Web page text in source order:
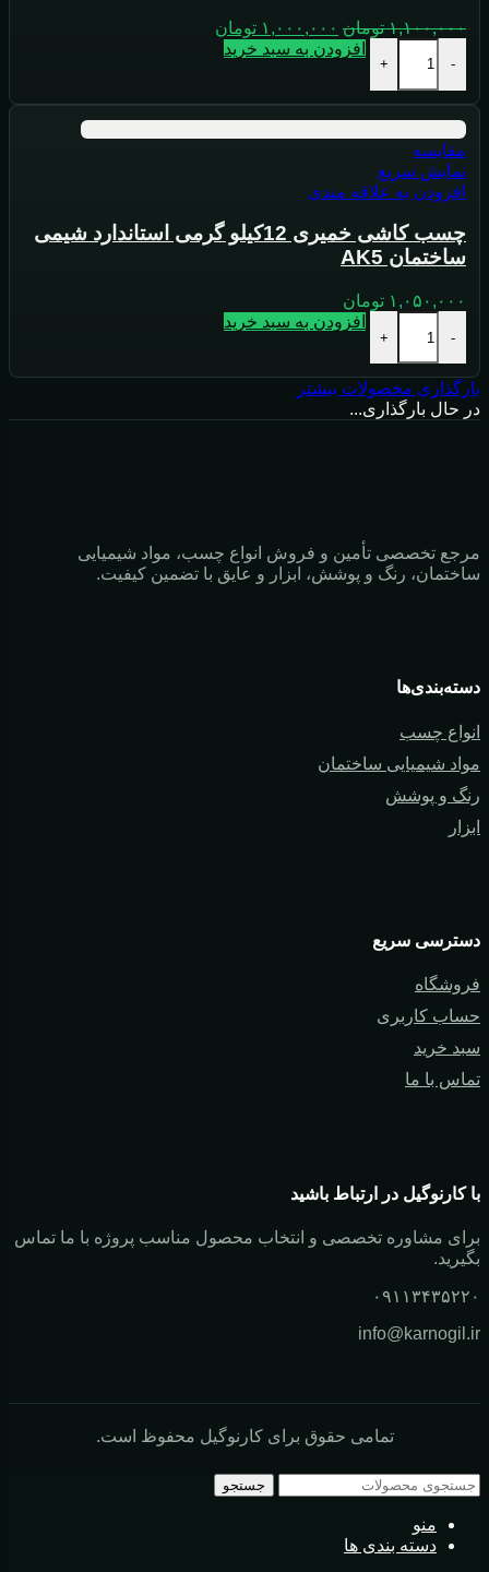
۱,۱۰۰,۰۰۰ تومان ۱,۰۰۰,۰۰۰ تومان
-
+
افزودن به سبد خرید
مقايسه
نمایش سریع
افزودن به علاقه مندی
چسب کاشی خمیری 12کیلو گرمی استاندارد شیمی
ساختمان AK5
۱,۰۵۰,۰۰۰ تومان
-
+
افزودن به سبد خرید
بارگذاری محصولات بیشتر
در حال بارگذاری...
مرجع تخصصی تأمین و فروش انواع چسب، مواد شیمیایی
ساختمان، رنگ و پوشش، ابزار و عایق با تضمین کیفیت.
دسته‌بندی‌ها
انواع چسب
مواد شیمیایی ساختمان
رنگ و پوشش
ابزار
دسترسی سریع
فروشگاه
حساب کاربری
سبد خرید
تماس با ما
با کارنوگیل در ارتباط باشید
برای مشاوره تخصصی و انتخاب محصول مناسب پروژه با ما تماس
بگیرید.
۰۹۱۱۳۴۳۵۲۲۰
info@karnogil.ir
تمامی حقوق برای کارنوگیل محفوظ است.
جستجو
منو
دسته بندی ها